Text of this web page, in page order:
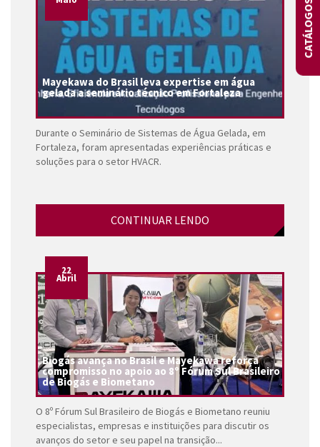
Mayekawa do Brasil leva expertise em água
gelada a seminário técnico em Fortaleza
Durante o Seminário de Sistemas de Água Gelada, em
Fortaleza, foram apresentadas experiências práticas e
soluções para o setor HVACR.
CONTINUAR LENDO
22
Abril
Biogás avança no Brasil e Mayekawa reforça
compromisso no apoio ao 8º Fórum Sul Brasileiro
de Biogás e Biometano
O 8º Fórum Sul Brasileiro de Biogás e Biometano reuniu
especialistas, empresas e instituições para discutir os
avanços do setor e seu papel na transição...
CATÁLOGOS